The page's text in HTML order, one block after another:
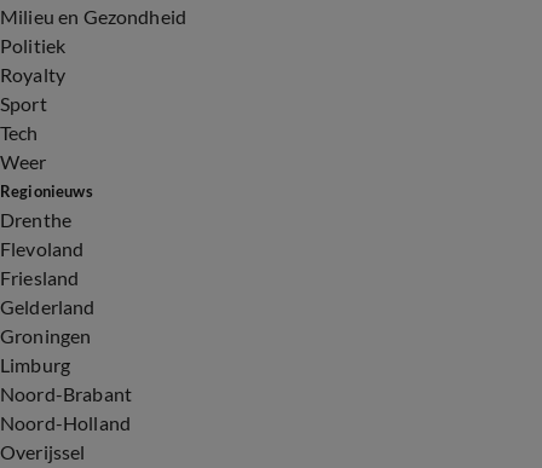
Milieu en Gezondheid
Politiek
Royalty
Sport
Tech
Weer
Regionieuws
Drenthe
Flevoland
Friesland
Gelderland
Groningen
Limburg
Noord-Brabant
Noord-Holland
Overijssel